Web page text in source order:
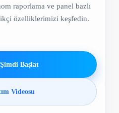
raporlama ve panel bazlı
özelliklerimizi keşfedin.
Başlat
Videosu